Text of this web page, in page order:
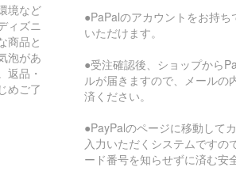
境など
ィズニ
商品と
泡があ
返品・
めご了
●PaPalのアカウントをお持ち
いただけます。
●受注確認後、ショップから
ルが届きますので、メールの
済ください。
●PayPalのページに移動して
入力いただくシステムですの
ード番号を知らせずに済む安